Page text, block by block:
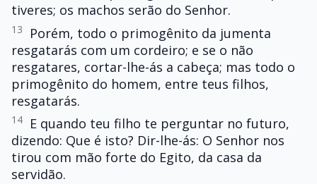
tiveres; os machos serão do Senhor.
13
Porém, todo o primogênito da jumenta
resgatarás com um cordeiro; e se o não
resgatares, cortar-lhe-ás a cabeça; mas todo o
primogênito do homem, entre teus filhos,
resgatarás.
14
E quando teu filho te perguntar no futuro,
dizendo: Que é isto? Dir-lhe-ás: O Senhor nos
tirou com mão forte do Egito, da casa da
servidão.